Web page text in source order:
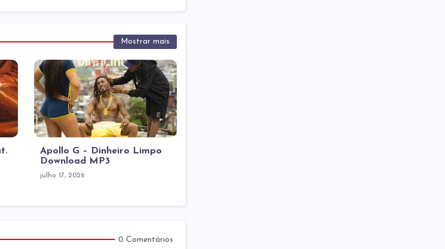
Mostrar mais
Apollo G – Dinheiro Limpo
Download MP3
julho 17, 2026
0 Comentários